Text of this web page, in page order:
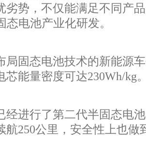
劣势，不仅能满足不同产
电池产业化研发。
固态电池技术的新能源
能量密度可达230Wh/kg。
进行了第二代半固态电
250公里，安全性上也做